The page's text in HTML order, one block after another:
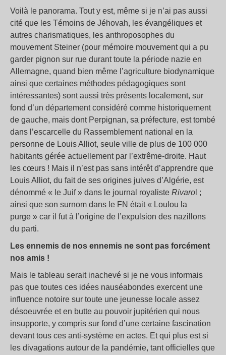
Voilà le panorama. Tout y est, même si je n’ai pas aussi
cité que les Témoins de Jéhovah, les évangéliques et
autres charismatiques, les anthroposophes du
mouvement Steiner (pour mémoire mouvement qui a pu
garder pignon sur rue durant toute la période nazie en
Allemagne, quand bien même l’agriculture biodynamique
ainsi que certaines méthodes pédagogiques sont
intéressantes) sont aussi très présents localement, sur
fond d’un département considéré comme historiquement
de gauche, mais dont Perpignan, sa préfecture, est tombé
dans l’escarcelle du Rassemblement national en la
personne de Louis Alliot, seule ville de plus de 100 000
habitants gérée actuellement par l’extrême-droite. Haut
les cœurs ! Mais il n’est pas sans intérêt d’apprendre que
Louis Alliot, du fait de ses origines juives d’Algérie, est
dénommé « le Juif » dans le journal royaliste Rivaro l ;
ainsi que son surnom dans le FN était « Loulou la
purge » car il fut à l’origine de l’expulsion des nazillons
du parti.
Les ennemis de nos ennemis ne sont pas forcément
nos amis !
Mais le tableau serait inachevé si je ne vous informais
pas que toutes ces idées nauséabondes exercent une
influence notoire sur toute une jeunesse locale assez
désoeuvrée et en butte au pouvoir jupitérien qui nous
insupporte, y compris sur fond d’une certaine fascination
devant tous ces anti-système en actes. Et qui plus est si
les divagations autour de la pandémie, tant officielles que